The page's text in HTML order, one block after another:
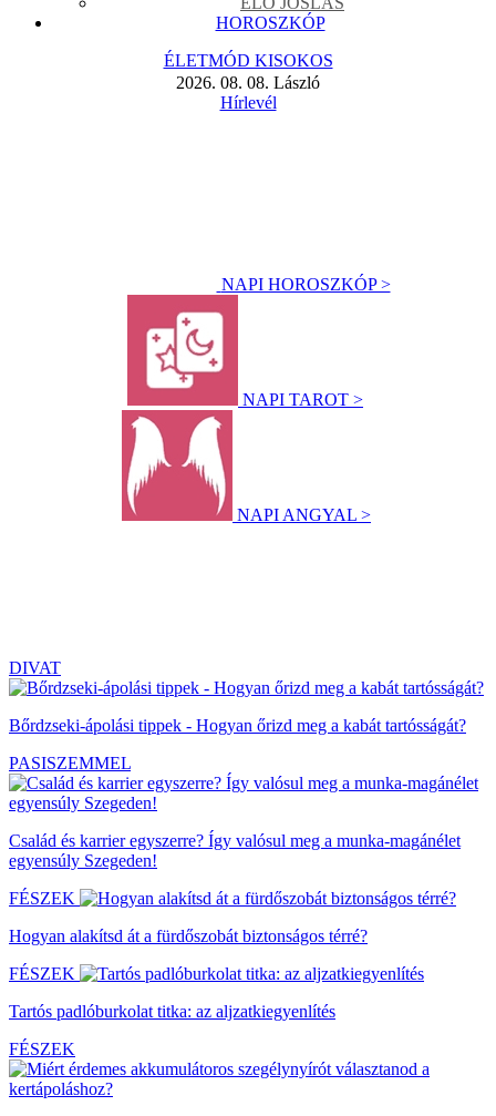
HOROSZKÓP
ÉLETMÓD KISOKOS
2026. 08. 08. László
Hírlevél
NAPI HOROSZKÓP >
NAPI TAROT >
NAPI ANGYAL >
DIVAT
Bőrdzseki-ápolási tippek - Hogyan őrizd meg a kabát tartósságát?
PASISZEMMEL
Család és karrier egyszerre? Így valósul meg a munka-magánélet
egyensúly Szegeden!
FÉSZEK
Hogyan alakítsd át a fürdőszobát biztonságos térré?
FÉSZEK
Tartós padlóburkolat titka: az aljzatkiegyenlítés
FÉSZEK